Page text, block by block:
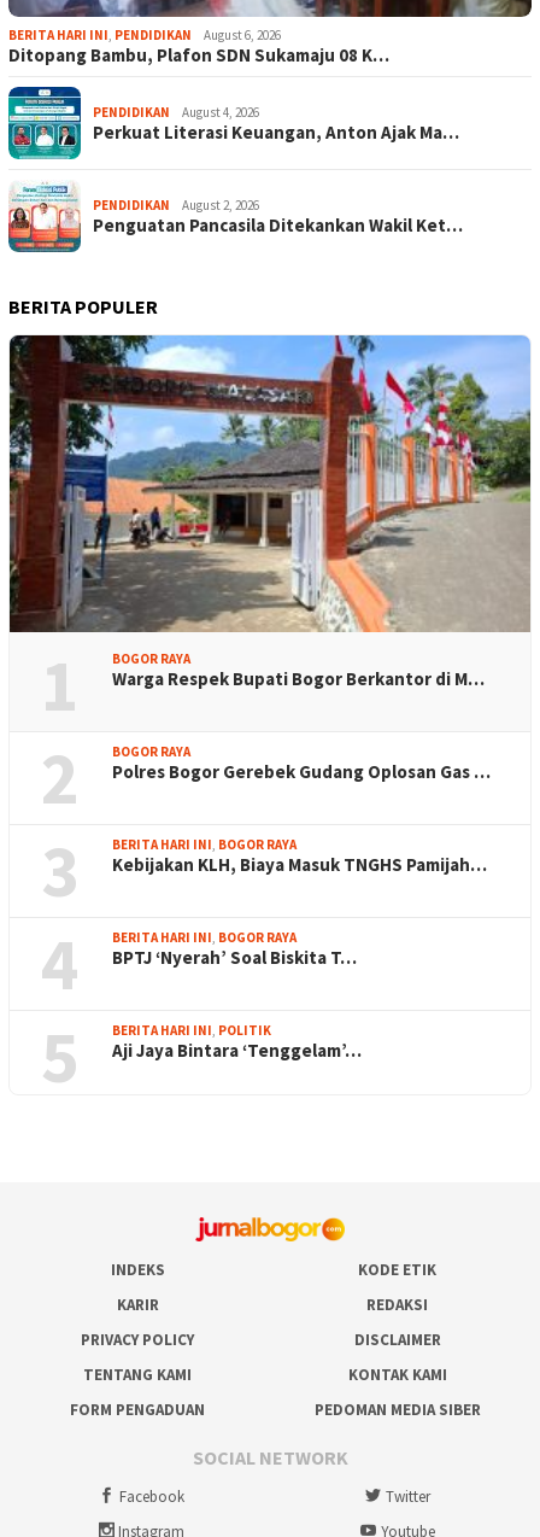
BERITA HARI INI, PENDIDIKAN August 6, 2026
Ditopang Bambu, Plafon SDN Sukamaju 08 K…
PENDIDIKAN August 4, 2026
Perkuat Literasi Keuangan, Anton Ajak Ma…
PENDIDIKAN August 2, 2026
Penguatan Pancasila Ditekankan Wakil Ket…
BERITA POPULER
1 BOGOR RAYA
Warga Respek Bupati Bogor Berkantor di M…
2 BOGOR RAYA
Polres Bogor Gerebek Gudang Oplosan Gas …
3 BERITA HARI INI, BOGOR RAYA
Kebijakan KLH, Biaya Masuk TNGHS Pamijah…
4 BERITA HARI INI, BOGOR RAYA
BPTJ ‘Nyerah’ Soal Biskita T…
5 BERITA HARI INI, POLITIK
Aji Jaya Bintara ‘Tenggelam’…
INDEKS
KODE ETIK
KARIR
REDAKSI
PRIVACY POLICY
DISCLAIMER
TENTANG KAMI
KONTAK KAMI
FORM PENGADUAN
PEDOMAN MEDIA SIBER
SOCIAL NETWORK
Facebook
Twitter
Instagram
Youtube